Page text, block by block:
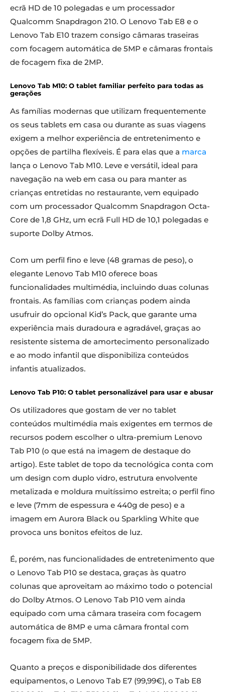
ecrã HD de 10 polegadas e um processador
Qualcomm Snapdragon 210. O Lenovo Tab E8 e o
Lenovo Tab E10 trazem consigo câmaras traseiras
com focagem automática de 5MP e câmaras frontais
de focagem fixa de 2MP.
Lenovo Tab M10: O tablet familiar perfeito para todas as
gerações
As famílias modernas que utilizam frequentemente
os seus tablets em casa ou durante as suas viagens
exigem a melhor experiência de entretenimento e
opções de partilha flexíveis. É para elas que a marca
lança o Lenovo Tab M10. Leve e versátil, ideal para
navegação na web em casa ou para manter as
crianças entretidas no restaurante, vem equipado
com um processador Qualcomm Snapdragon Octa-
Core de 1,8 GHz, um ecrã Full HD de 10,1 polegadas e
suporte Dolby Atmos.
Com um perfil fino e leve (48 gramas de peso), o
elegante Lenovo Tab M10 oferece boas
funcionalidades multimédia, incluindo duas colunas
frontais. As famílias com crianças podem ainda
usufruir do opcional Kid’s Pack, que garante uma
experiência mais duradoura e agradável, graças ao
resistente sistema de amortecimento personalizado
e ao modo infantil que disponibiliza conteúdos
infantis atualizados.
Lenovo Tab P10: O tablet personalizável para usar e abusar
Os utilizadores que gostam de ver no tablet
conteúdos multimédia mais exigentes em termos de
recursos podem escolher o ultra-premium Lenovo
Tab P10 (o que está na imagem de destaque do
artigo). Este tablet de topo da tecnológica conta com
um design com duplo vidro, estrutura envolvente
metalizada e moldura muitíssimo estreita; o perfil fino
e leve (7mm de espessura e 440g de peso) e a
imagem em Aurora Black ou Sparkling White que
provoca uns bonitos efeitos de luz.
É, porém, nas funcionalidades de entretenimento que
o Lenovo Tab P10 se destaca, graças às quatro
colunas que aproveitam ao máximo todo o potencial
do Dolby Atmos. O Lenovo Tab P10 vem ainda
equipado com uma câmara traseira com focagem
automática de 8MP e uma câmara frontal com
focagem fixa de 5MP.
Quanto a preços e disponibilidade dos diferentes
equipamentos, o Lenovo Tab E7 (99,99€), o Tab E8